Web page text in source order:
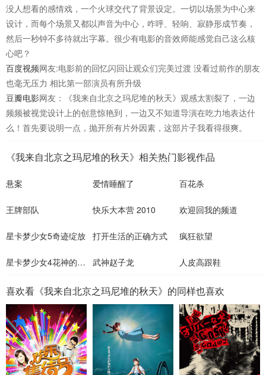
没人想看的感情戏，一个火球交代了背景设定。一切以场景为中心来
设计，而每个场景又都以声音为中心，咋呼、轻响、寂静形成节奏，
然后一秒钟不多待就出字幕。很少有电影的音效师能感觉自己这么核
心吧？
百度视频网友:电影前的回忆闪回让观众们完美过渡 没看过前作的朋友
也毫无压力 相比第一部演员有所升级
豆瓣电影网友：《我来自北京之玛尼堆的秋天》观感太割裂了，一边
频频被视觉设计上的创意惊艳到，一边又不知道导演在吃力地表达什
么！首先要说明一点，抛开所有片外因素，这部片子我看得很爽。
《我来自北京之玛尼堆的秋天》相关热门影视作品
悬案 爱情睡醒了 百花杀
王牌部队 快乐大本营 2010 欢迎回我的频道
星卡梦少女5奇迹绽放 打开生活的正确方式 疯狂欲望
星卡梦少女4花神的试炼 武神赵子龙 人皮高跟鞋
喜欢看《我来自北京之玛尼堆的秋天》的同样也喜欢